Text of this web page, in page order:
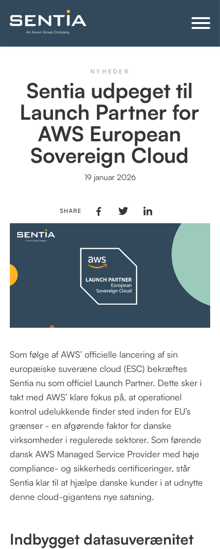
NYHEDER
Sentia udpeget til
Launch Partner for
AWS European
Sovereign Cloud
19 januar 2026
SHARE
Som følge af AWS’ officielle lancering af sin
europæiske suveræne cloud (ESC) bekræftes
Sentia nu som officiel Launch Partner. Dette sker i
takt med AWS’ klare fokus på, at operationel
kontrol udelukkende finder sted inden for EU’s
grænser - en afgørende faktor for danske
virksomheder i regulerede sektorer. Som førende
dansk AWS Managed Service Provider med høje
compliance- og sikkerheds certificeringer, står
Sentia klar til at hjælpe danske kunder i at udnytte
denne cloud-gigantens nye satsning.
Indbygget datasuverænitet